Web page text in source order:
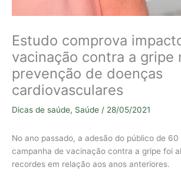
Estudo comprova
vacinação contra a gripe
prevenção de doenças
cardiovasculares
Dicas de saúde, Saúde / 28/05/2021
No ano passado, a adesão do público de 60
campanha de vacinação contra a gripe foi
recordes em relação aos anos anteriores.